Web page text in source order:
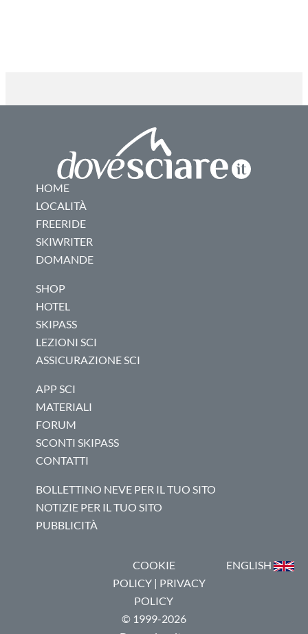
HOME
LOCALITÀ
FREERIDE
SKIWRITER
DOMANDE
SHOP
HOTEL
SKIPASS
LEZIONI SCI
ASSICURAZIONE SCI
APP SCI
MATERIALI
FORUM
SCONTI SKIPASS
CONTATTI
BOLLETTINO NEVE PER IL TUO SITO
NOTIZIE PER IL TUO SITO
PUBBLICITÀ
COOKIE
POLICY| PRIVACY
POLICY
© 1999-2026
ENGLISH